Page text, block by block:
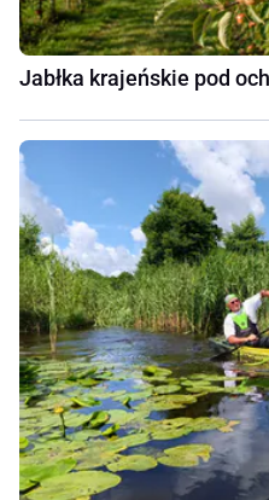
Jabłka krajeńskie pod